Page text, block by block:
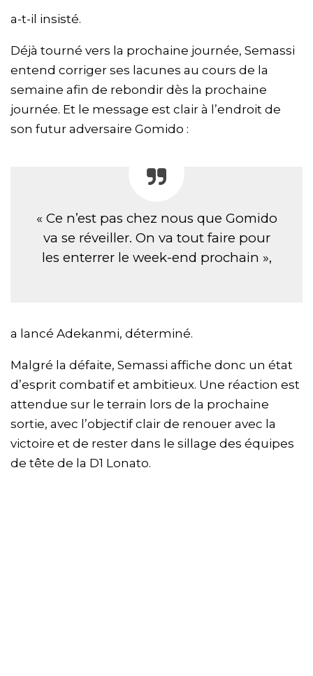
a-t-il insisté.
Déjà tourné vers la prochaine journée, Semassi
entend corriger ses lacunes au cours de la
semaine afin de rebondir dès la prochaine
journée. Et le message est clair à l’endroit de
son futur adversaire Gomido :
« Ce n’est pas chez nous que Gomido
va se réveiller. On va tout faire pour
les enterrer le week-end prochain »,
a lancé Adekanmi, déterminé.
Malgré la défaite, Semassi affiche donc un état
d’esprit combatif et ambitieux. Une réaction est
attendue sur le terrain lors de la prochaine
sortie, avec l’objectif clair de renouer avec la
victoire et de rester dans le sillage des équipes
de tête de la D1 Lonato.